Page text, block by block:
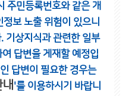
주민등록번호와 같은 개
보 노출 위험이 있으니
기상지식과 관련한 일부
답변을 게재할 예정입
답변이 필요한 경우는
'를 이용하시기 바랍니